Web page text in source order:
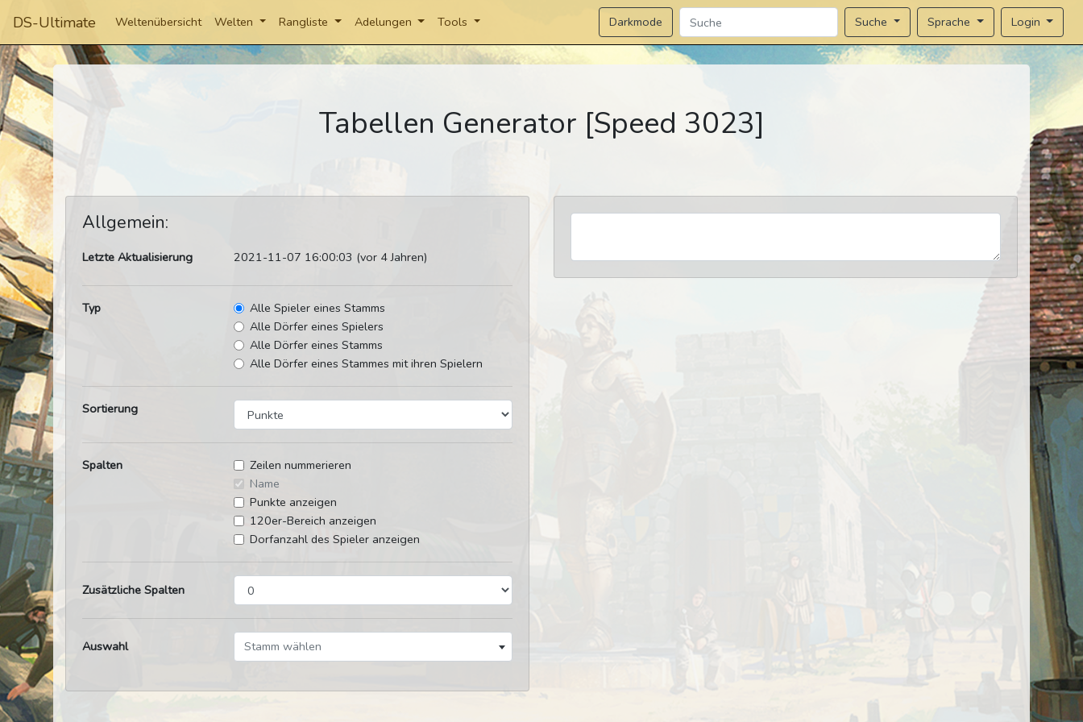
DS-Ultimate Weltenübersicht Welten Rangliste Adelungen Tools Darkmode Suche Sprache Login
Tabellen Generator [Speed 3023]
Allgemein:
Letzte Aktualisierung 2021-11-07 16:00:03 (vor 4 Jahren)
Typ
Alle Spieler eines Stamms
Alle Dörfer eines Spielers
Alle Dörfer eines Stamms
Alle Dörfer eines Stammes mit ihren Spielern
Sortierung
Spalten
Zeilen nummerieren
Name
Punkte anzeigen
120er-Bereich anzeigen
Dorfanzahl des Spieler anzeigen
Zusätzliche Spalten
Auswahl Stamm wählen